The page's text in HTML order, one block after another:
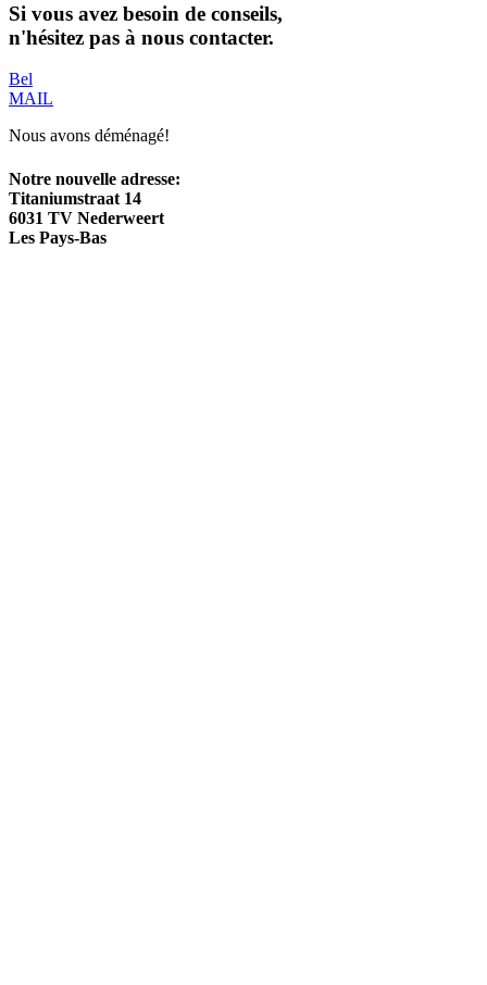
Si vous avez besoin de conseils,
n'hésitez pas à nous contacter.
Bel
MAIL
Nous avons déménagé!
Notre nouvelle adresse:
Titaniumstraat 14
6031 TV Nederweert
Les Pays-Bas